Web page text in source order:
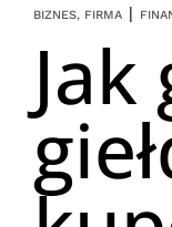
BIZNES, FIRMA |